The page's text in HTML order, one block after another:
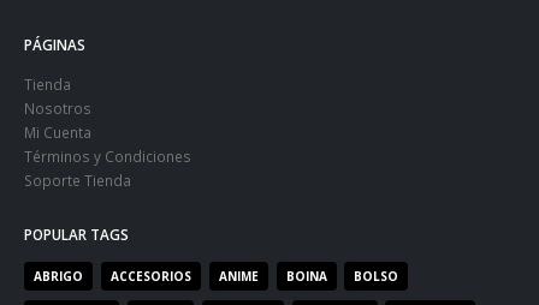
PÁGINAS
Tienda
Nosotros
Mi Cuenta
Términos y Condiciones
Soporte Tienda
POPULAR TAGS
ABRIGO ACCESORIOS ANIME BOINA BOLSO